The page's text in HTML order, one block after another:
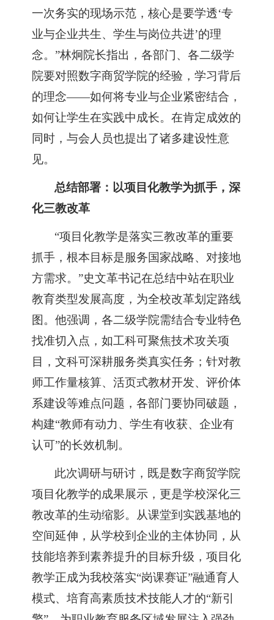
一次务实的现场示范，核心是要学透‘专
业与企业共生、学生与岗位共进’的理
念。”林炯院长指出，各部门、各二级学
院要对照数字商贸学院的经验，学习背后
的理念——如何将专业与企业紧密结合，
如何让学生在实践中成长。在肯定成效的
同时，与会人员也提出了诸多建设性意
见。
总结部署：以项目化教学为抓手，深
化三教改革
“项目化教学是落实三教改革的重要
抓手，根本目标是服务国家战略、对接地
方需求。”史文革书记在总结中站在职业
教育类型发展高度，为全校改革划定路线
图。他强调，各二级学院需结合专业特色
找准切入点，如工科可聚焦技术攻关项
目，文科可深耕服务类真实任务；针对教
师工作量核算、活页式教材开发、评价体
系建设等难点问题，各部门要协同破题，
构建“教师有动力、学生有收获、企业有
认可”的长效机制。
此次调研与研讨，既是数字商贸学院
项目化教学的成果展示，更是学校深化三
教改革的生动缩影。从课堂到实践基地的
空间延伸，从学校到企业的主体协同，从
技能培养到素养提升的目标升级，项目化
教学正成为我校落实“岗课赛证”融通育人
模式、培育高素质技术技能人才的“新引